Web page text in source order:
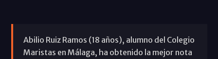
Abilio Ruiz Ramos (18 años), alumno del Colegio
Maristas en Málaga, ha obtenido la mejor nota